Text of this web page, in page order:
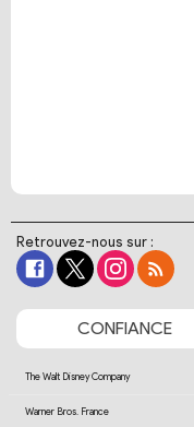
Retrouvez-nous sur :
CONFIANCE
The Walt Disney Company
Warner Bros. France